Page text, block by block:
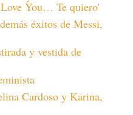
You… Te quiero'
éxitos de Messi,
y vestida de
Cardoso y Karina,